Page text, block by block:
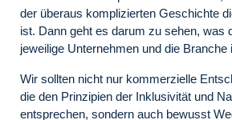
der überaus komplizierten Geschichte
ist. Dann geht es darum zu sehen, was
jeweilige Unternehmen und die Branche
Wir sollten nicht nur kommerzielle
die den Prinzipien der Inklusivität und
entsprechen, sondern auch bewusst